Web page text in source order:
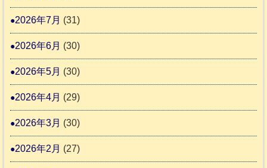
さ
記
4
ト
預
支
ま
2026年7月 (31)
2026年6月 (30)
2026年5月 (30)
2026年4月 (29)
2026年3月 (30)
2026年2月 (27)